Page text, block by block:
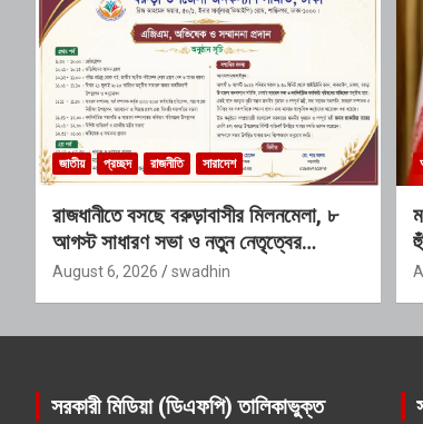
জাতীয় প্রচ্ছদ রাজনীতি সারাদেশ
রাজধানীতে বসছে বরুড়াবাসীর মিলনমেলা, ৮
আগস্ট সাধারণ সভা ও নতুন নেতৃত্বের
অভিষেক
August 6, 2026 swadhin
সরকারী মিডিয়া (ডিএফপি) তালিকাভুক্ত